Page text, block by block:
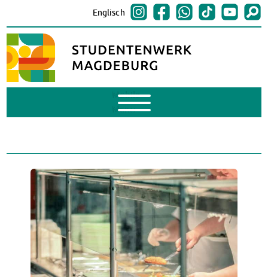
Englisch
Mobile
Menu
BAföG-FAQs
Dokumente
BAföG-Sprechstunden
Kredite & Stipendien
AnsprechpartnerInnen
Mensen & Cafeterien
Heute in unseren Mensen
JoGo – Studibar + Eventspace
Klimabewusst essen